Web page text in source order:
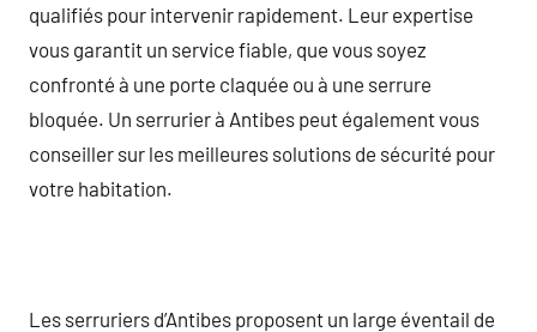
qualifiés pour intervenir rapidement. Leur expertise
vous garantit un service fiable, que vous soyez
confronté à une porte claquée ou à une serrure
bloquée. Un serrurier à Antibes peut également vous
conseiller sur les meilleures solutions de sécurité pour
votre habitation.
Les serruriers d’Antibes proposent un large éventail de